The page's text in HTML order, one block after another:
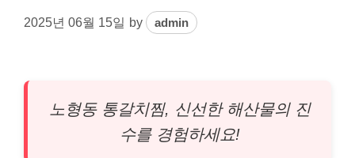
2025년 06월 15일 by admin
노형동 통갈치찜, 신선한 해산물의 진
수를 경험하세요!